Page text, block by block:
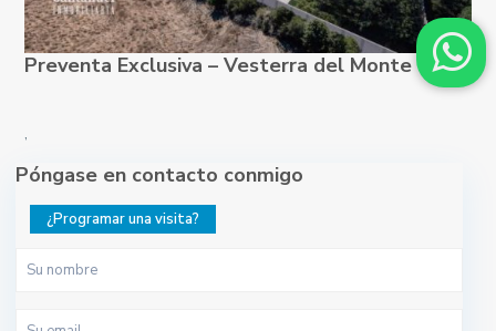
Preventa Exclusiva – Vesterra del Monte
,
Póngase en contacto conmigo
¿Programar una visita?